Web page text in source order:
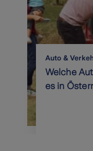
Auto &
Welche
es in